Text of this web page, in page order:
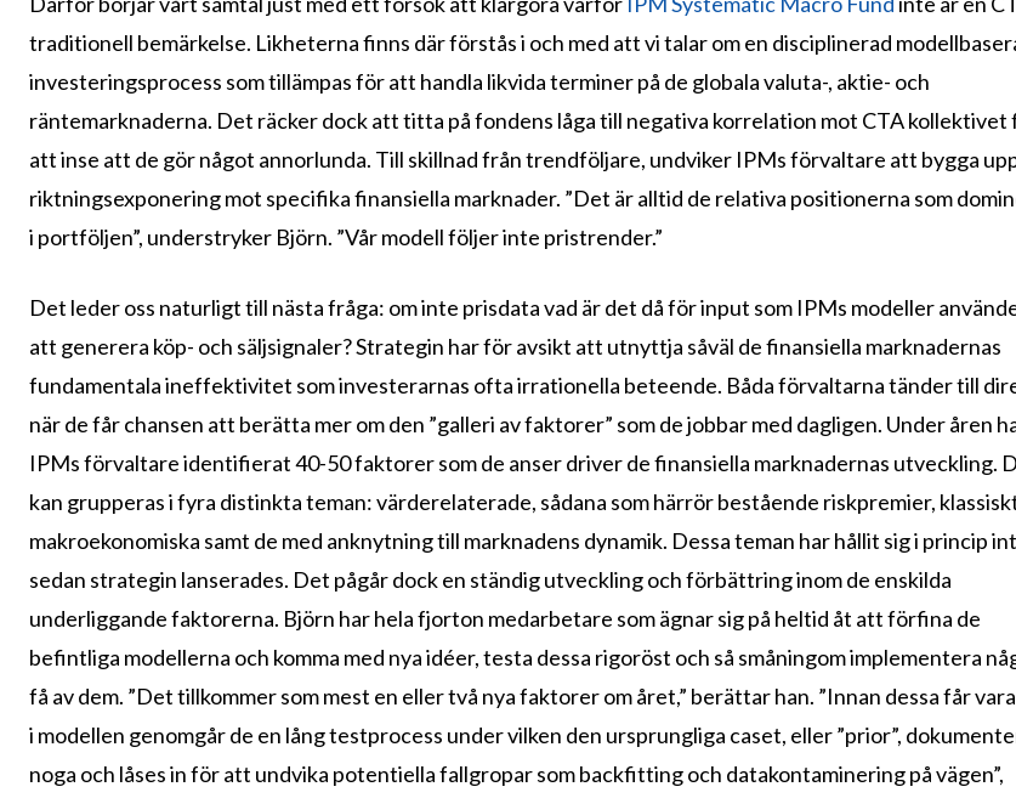
traditionell bemärkelse. Likheterna finns där förstås i och med att vi talar om en disciplinerad
investeringsprocess som tillämpas för att handla likvida terminer på de globala valuta-, aktie- och
räntemarknaderna. Det räcker dock att titta på fondens låga till negativa korrelation mot CTA kollektivet
att inse att de gör något annorlunda. Till skillnad från trendföljare, undviker IPMs förvaltare att bygga
riktningsexponering mot specifika finansiella marknader. ”Det är alltid de relativa positionerna som
i portföljen”, understryker Björn. ”Vår modell följer inte pristrender.”
Det leder oss naturligt till nästa fråga: om inte prisdata vad är det då för input som IPMs modeller
att generera köp- och säljsignaler? Strategin har för avsikt att utnyttja såväl de finansiella marknadernas
fundamentala ineffektivitet som investerarnas ofta irrationella beteende. Båda förvaltarna tänder till
när de får chansen att berätta mer om den ”galleri av faktorer” som de jobbar med dagligen. Under åren
IPMs förvaltare identifierat 40-50 faktorer som de anser driver de finansiella marknadernas utveckling.
kan grupperas i fyra distinkta teman: värderelaterade, sådana som härrör bestående riskpremier,
makroekonomiska samt de med anknytning till marknadens dynamik. Dessa teman har hållit sig i princip
sedan strategin lanserades. Det pågår dock en ständig utveckling och förbättring inom de enskilda
underliggande faktorerna. Björn har hela fjorton medarbetare som ägnar sig på heltid åt att förfina de
befintliga modellerna och komma med nya idéer, testa dessa rigoröst och så småningom implementera
få av dem. ”Det tillkommer som mest en eller två nya faktorer om året,” berättar han. ”Innan dessa får
i modellen genomgår de en lång testprocess under vilken den ursprungliga caset, eller ”prior”,
noga och låses in för att undvika potentiella fallgropar som backfitting och datakontaminering på vägen”,